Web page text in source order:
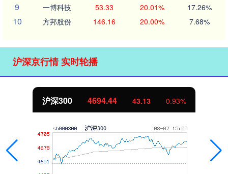
9 一博科技 53.33 20.01% 17.26%
10 方邦股份 146.16 20.00% 7.68%
沪深京行情 实时轮播
北证50 1134.24 11.37 1.01%